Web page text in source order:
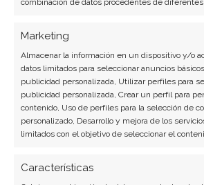
Marketing
Almacenar la información en un dispositivo y/o
datos limitados para seleccionar anuncios
publicidad personalizada, Utilizar perfiles para
publicidad personalizada, Crear un perfil para
contenido, Uso de perfiles para la selección de
personalizado, Desarrollo y mejora de los
limitados con el objetivo de seleccionar el
Características
Carmen Ruiz
experiencia. Experta en
ciberseguridad y startups
Ver todos los